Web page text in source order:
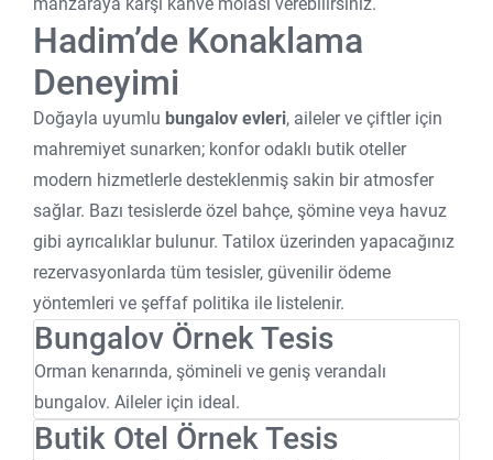
Hadim’de Konaklama
Deneyimi
Doğayla uyumlu bungalov evleri, aileler ve çiftler için
mahremiyet sunarken; konfor odaklı butik oteller
modern hizmetlerle desteklenmiş sakin bir atmosfer
sağlar. Bazı tesislerde özel bahçe, şömine veya havuz
gibi ayrıcalıklar bulunur. Tatilox üzerinden yapacağınız
rezervasyonlarda tüm tesisler, güvenilir ödeme
yöntemleri ve şeffaf politika ile listelenir.
Bungalov Örnek Tesis
Orman kenarında, şömineli ve geniş verandalı
bungalov. Aileler için ideal.
Butik Otel Örnek Tesis